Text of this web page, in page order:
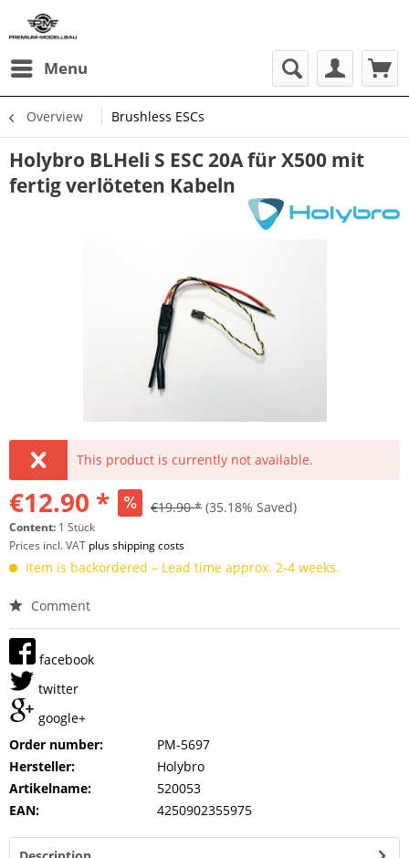
Menu
Overview Brushless ESCs
Holybro BLHeli S ESC 20A für X500 mit
fertig verlöteten Kabeln
This product is currently not available.
€12.90 * €19.90 * (35.18% Saved)
Content: 1 Stück
Prices incl. VAT plus shipping costs
Item is backordered – Lead time approx. 2-4 weeks.
Comment
facebook
twitter
google+
Order number:
PM-5697
Hersteller:
Holybro
Artikelname:
520053
EAN:
4250902355975